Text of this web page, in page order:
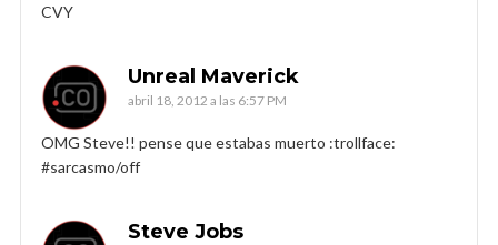
CVY
Unreal Maverick
abril 18, 2012 a las 6:57 PM
OMG Steve!! pense que estabas muerto :trollface:
#sarcasmo/off
Steve Jobs